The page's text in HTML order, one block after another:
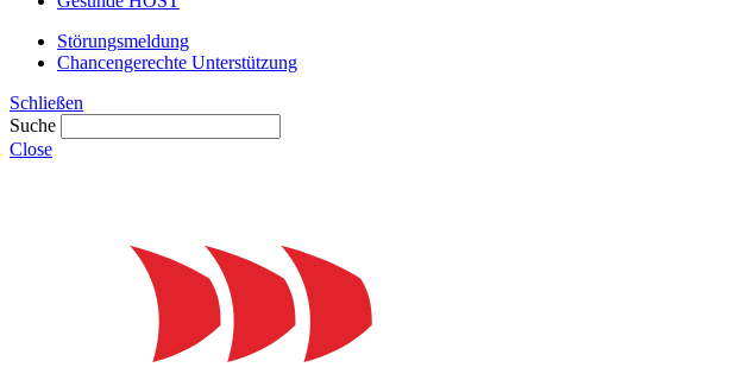
Störungsmeldung
Chancengerechte Unterstützung
Schließen
Suche
Close